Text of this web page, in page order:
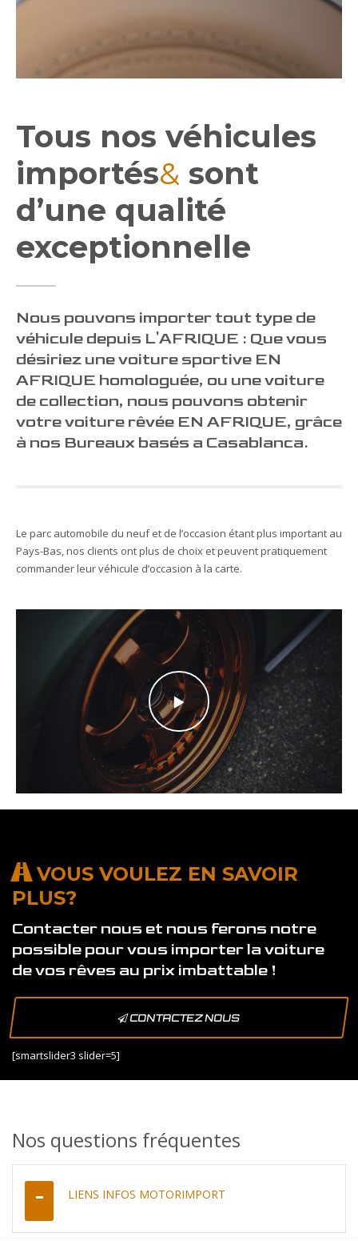
Tous nos véhicules
importés& sont
d’une qualité
exceptionnelle
Nous pouvons importer tout type de
véhicule depuis L'AFRIQUE : Que vous
désiriez une voiture sportive EN
AFRIQUE homologuée, ou une voiture
de collection, nous pouvons obtenir
votre voiture rêvée EN AFRIQUE, grâce
à nos Bureaux basés a Casablanca.
Le parc automobile du neuf et de l’occasion étant plus important au
Pays-Bas, nos clients ont plus de choix et peuvent pratiquement
commander leur véhicule d’occasion à la carte.
VOUS VOULEZ EN SAVOIR
PLUS?
Contacter nous et nous ferons notre
possible pour vous importer la voiture
de vos rêves au prix imbattable !
CONTACTEZ NOUS
[smartslider3 slider=5]
Nos questions fréquentes
LIENS INFOS MOTORIMPORT